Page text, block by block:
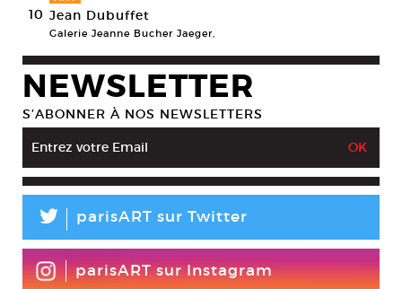
10 Jean Dubuffet
Galerie Jeanne Bucher Jaeger,
NEWSLETTER
S’ABONNER À NOS NEWSLETTERS
L parisART sur Twitter
parisART sur Instagram